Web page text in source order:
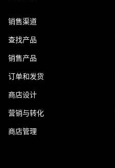
销售渠道
查找产品
销售产品
订单和发货
商店设计
营销与转化
商店管理